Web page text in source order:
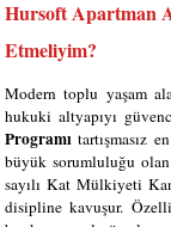
Hursoft Apartman
Etmeliyim?
Modern toplu yaşam
hukuki altyapıyı
Programı tartışmasız
büyük sorumluluğu
sayılı Kat Mülkiyeti
disipline kavuşur.